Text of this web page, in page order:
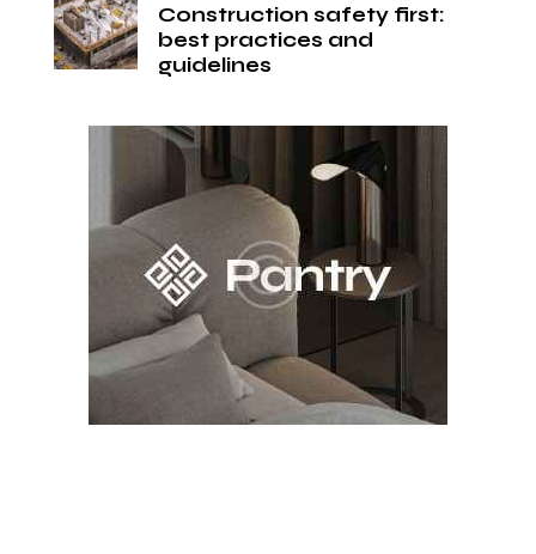
Construction safety first:
best practices and
guidelines